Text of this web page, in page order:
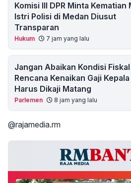
Komisi III DPR Minta Kematian
Istri Polisi di Medan Diusut
Transparan
Hukum 7 jam yang lalu
Jangan Abaikan Kondisi Fiskal
Rencana Kenaikan Gaji
Harus Dikaji Matang
Parlemen 8 jam yang lalu
@rajamedia.rm